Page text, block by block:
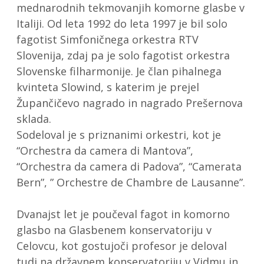
mednarodnih tekmovanjih komorne glasbe v
Italiji. Od leta 1992 do leta 1997 je bil solo
fagotist Simfoničnega orkestra RTV
Slovenija, zdaj pa je solo fagotist orkestra
Slovenske filharmonije. Je član pihalnega
kvinteta Slowind, s katerim je prejel
Župančičevo nagrado in nagrado Prešernova
sklada.
Sodeloval je s priznanimi orkestri, kot je
“Orchestra da camera di Mantova”,
“Orchestra da camera di Padova”, “Camerata
Bern”, ” Orchestre de Chambre de Lausanne”.
Dvanajst let je poučeval fagot in komorno
glasbo na Glasbenem konservatoriju v
Celovcu, kot gostujoči profesor je deloval